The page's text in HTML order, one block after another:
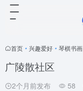
首页 • 兴趣爱好 • 琴棋书画
广陵散社区
2个月前发布 58